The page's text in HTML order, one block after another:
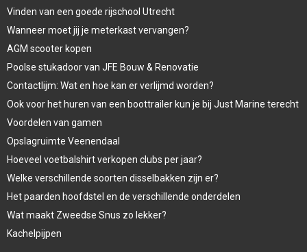
Vinden van een goede rijschool Utrecht
Wanneer moet jij je meterkast vervangen?
AGM scooter kopen
Poolse stukadoor van JFE Bouw & Renovatie
Contactlijm: Wat en hoe kan er verlijmd worden?
Ook voor het huren van een boottrailer kun je bij Just Marine terecht
Voordelen van gamen
Opslagruimte Veenendaal
Hoeveel voetbalshirt verkopen clubs per jaar?
Welke verschillende soorten disselbakken zijn er?
Het paarden hoofdstel en de verschillende onderdelen
Wat maakt Zweedse Snus zo lekker?
Kachelpijpen